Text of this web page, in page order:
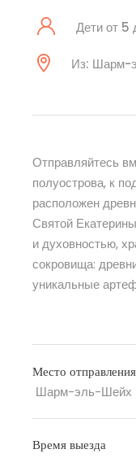
Дети от 5
Из: Шарм-
Отправляйтесь
полуострова, к
расположен
Святой
и духовностью,
сокровища:
уникальные
Место отправления
Шарм-эль-Шейх
Время выезда